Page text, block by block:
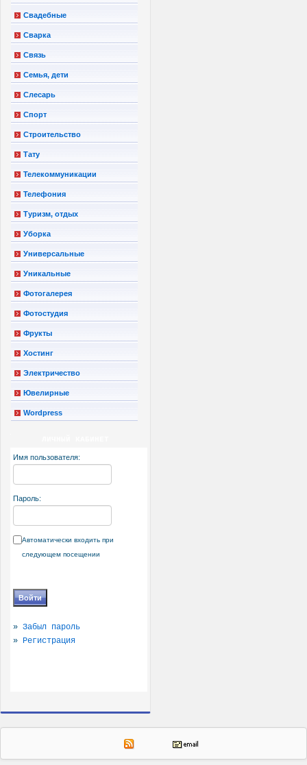
Свадебные
Сварка
Связь
Семья, дети
Слесарь
Спорт
Строительство
Тату
Телекоммуникации
Телефония
Туризм, отдых
Уборка
Универсальные
Уникальные
Фотогалерея
Фотостудия
Фрукты
Хостинг
Электричество
Ювелирные
Wordpress
Имя пользователя:
Пароль:
Автоматически входить при
следующем посещении
» Забыл пароль
» Регистрация